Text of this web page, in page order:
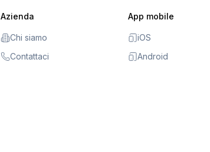
Azienda
Chi siamo
Contattaci
App mobile
iOS
Android